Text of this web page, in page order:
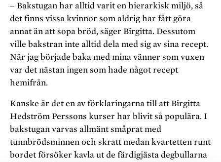
– Bakstugan har alltid varit en hierarkisk miljö, så
det finns vissa kvinnor som aldrig har fått göra
annat än att sopa bröd, säger Birgitta. Dessutom
ville bakstran inte alltid dela med sig av sina recept.
När jag började baka med mina vänner som vuxen
var det nästan ingen som hade något recept
hemifrån.
Kanske är det en av förklaringarna till att Birgitta
Hedström Perssons kurser har blivit så populära. I
bakstugan varvas allmänt småprat med
tunnbrödsminnen och skratt medan kvartetten runt
bordet försöker kavla ut de färdigjästa degbullarna